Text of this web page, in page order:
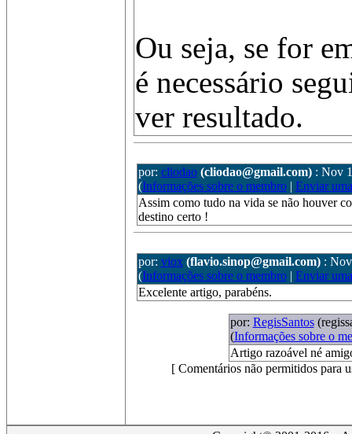
Ou seja, se for
é necessário
ver resultado.
por: cliodao (cliodao@gmail.com) : Nov
(Informações sobre o membro| Enviar
Assim como tudo na vida se não houver
destino certo !
por: viox (flavio.sinop@gmail.com) :
(Informações sobre o membro| Enviar
Excelente artigo, parabéns.
por: RegisSantos
(Informações sobre o
Artigo razoável né
[ Comentários não permitidos para